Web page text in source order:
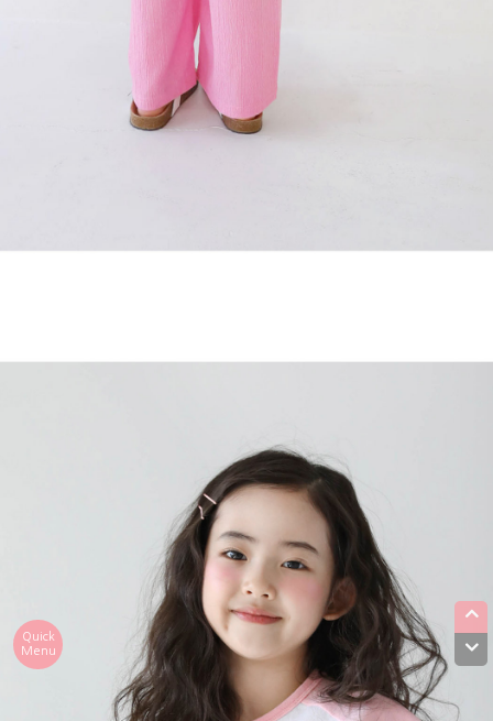
Quick
Menu